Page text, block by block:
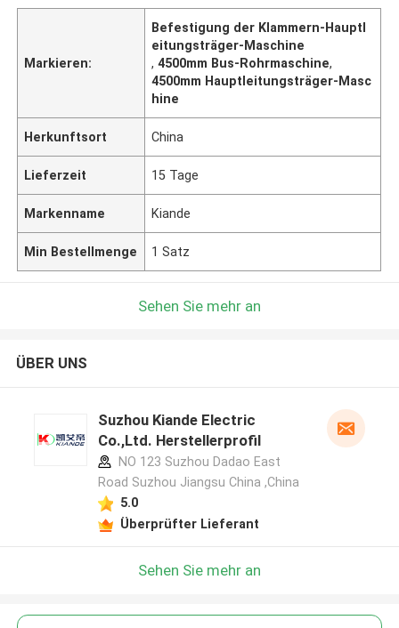
Markieren:
Befestigung der Klammern-Hauptl
eitungsträger-Maschine
,4500mm Bus-Rohrmaschine,
4500mm Hauptleitungsträger-Masc
hine
Herkunftsort China
Lieferzeit 15 Tage
Markenname Kiande
Min Bestellmenge 1 Satz
Sehen Sie mehr an
ÜBER UNS
Suzhou Kiande Electric
Co.,Ltd. Herstellerprofil
NO 123 Suzhou Dadao East
Road Suzhou Jiangsu China ,China
5.0
Überprüfter Lieferant
Sehen Sie mehr an